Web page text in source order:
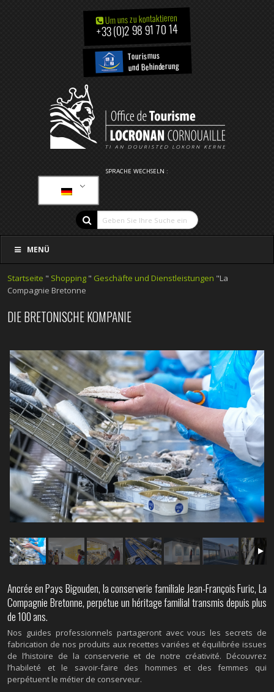
Um uns zu kontaktieren
+33 (0)2 98 91 70 14
Tourismus
und Behinderung
SPRACHE WECHSELN :
MENÜ
Startseite " Shopping " Geschäfte und Dienstleistungen "La
Compagnie Bretonne
DIE BRETONISCHE KOMPANIE
Ancrée en Pays Bigouden, la conserverie familiale Jean-François Furic, La
Compagnie Bretonne, perpétue un héritage familial transmis depuis plus
de 100 ans.
Nos guides professionnels partageront avec vous les secrets de
fabrication de nos produits aux recettes variées et équilibrée issues
de l’histoire de la conserverie et de notre créativité. Découvrez
l’habileté et le savoir-faire des hommes et des femmes qui
perpétuent le métier de conserveur.